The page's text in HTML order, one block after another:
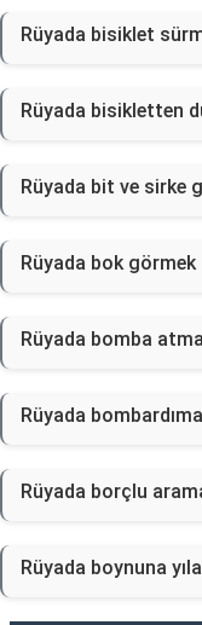
Rüyada bisiklet
Rüyada bisikletten
Rüyada bit ve sirke
Rüyada bok
Rüyada bomba
Rüyada
Rüyada borçlu
Rüyada boynuna